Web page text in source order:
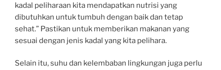
kadal peliharaan kita mendapatkan nutrisi yang
dibutuhkan untuk tumbuh dengan baik dan tetap
sehat.” Pastikan untuk memberikan makanan yang
sesuai dengan jenis kadal yang kita pelihara.
Selain itu, suhu dan kelembaban lingkungan juga perlu